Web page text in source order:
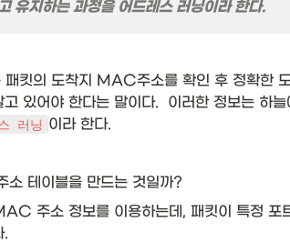
유지하는 과정을 어드레스 러닝이라 한다.
패킷의 도착지 MAC주소를 확인 후 정확한
있어야 한다는 말이다.  이러한 정보는 하
러닝 이라 한다.
테이블을 만드는 것일까?
주소 정보를 이용하는데, 패킷이 특정
.